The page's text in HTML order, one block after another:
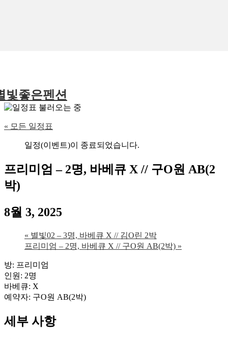
빛좋은펜션
« 모든 일정표
일정(이벤트)이 종료되었습니다.
프리미엄 – 2명, 바베큐 X // 구O원 AB(2
박)
8월 3, 2025
« 별빛02 – 3명, 바베큐 X // 김O린 2박
프리미엄 – 2명, 바베큐 X // 구O원 AB(2박) »
방: 프리미엄
인원: 2명
바베큐: X
예약자: 구O원 AB(2박)
세부 사항